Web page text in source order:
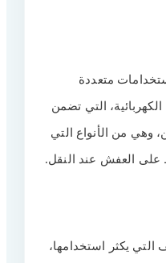
متعددة
الكهربائية، التي تضمن
وهي من الأنواع التي
على العفش عند النقل.
التي يكثر استخدامها،